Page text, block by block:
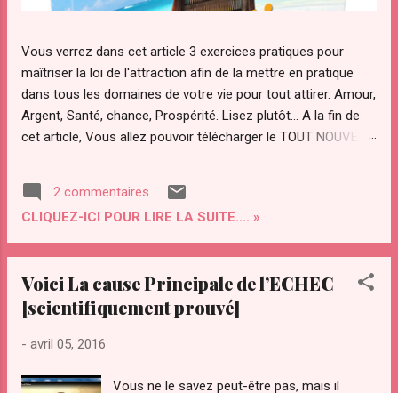
Vous verrez dans cet article 3 exercices pratiques pour
maîtriser la loi de l'attraction afin de la mettre en pratique
dans tous les domaines de votre vie pour tout attirer. Amour,
Argent, Santé, chance, Prospérité. Lisez plutôt... A la fin de
cet article, Vous allez pouvoir télécharger le TOUT NOUVEAU
pouvoir d'attraction afin d'attirer Instantanément TOUT ce
que Vous diésiez dans votre vie. Qu’est ce que "le secret"
de la loi de l’attraction et pourquoi ce regain d’intérêt pour
cette loi ? La loi de l’attraction a de plus en plus d’adeptes.
transmis par les sages à travers les âges. Le secret a été
convoité depuis la nuit des temps par des personnes
l’univers. On l’a ardemment convoité, volé même. Il a été
compris par certains savants dont Gali...
2 commentaires
CLIQUEZ-ICI POUR LIRE LA SUITE.... »
Voici La cause Principale de l’ECHEC
[scientifiquement prouvé]
- avril 05, 2016
Vous ne le savez peut-être pas, mais il